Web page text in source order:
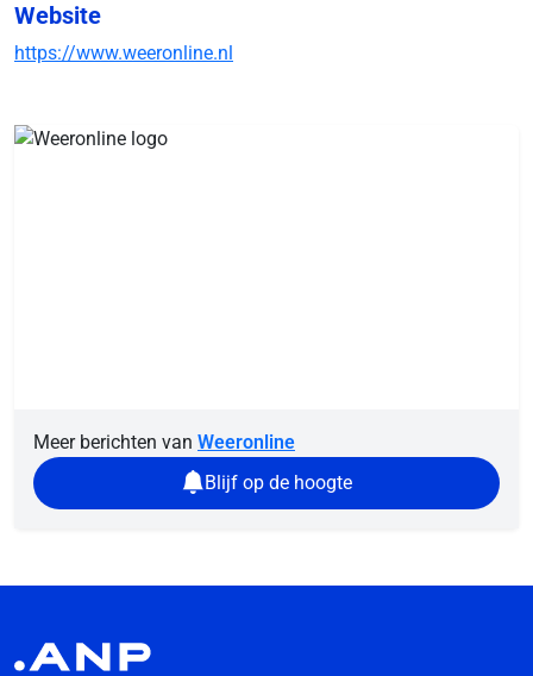
Website
https://www.weeronline.nl
Meer berichten van Weeronline
Blijf op de hoogte